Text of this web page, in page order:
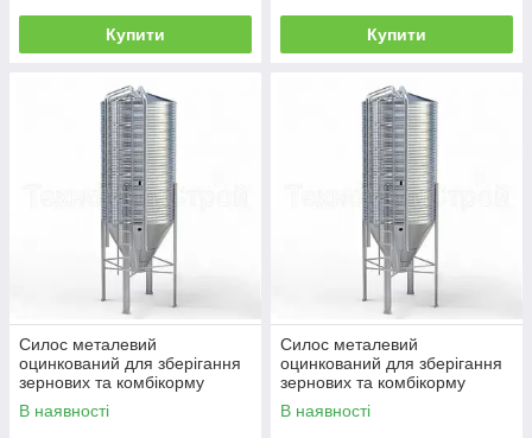
Купити Купити
Силос металевий
оцинкований для зберігання
зернових та комбікорму
СМОЗ-23
В наявності
Силос металевий
оцинкований для зберігання
зернових та комбікорму
СМОЗ-29
В наявності